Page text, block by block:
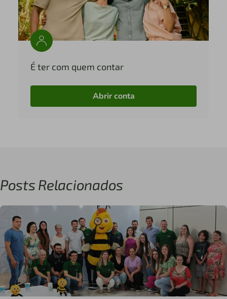
É ter com quem contar
Abrir conta
Posts Relacionados